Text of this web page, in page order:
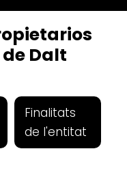
Dalt
Finalitats
de l'entitat